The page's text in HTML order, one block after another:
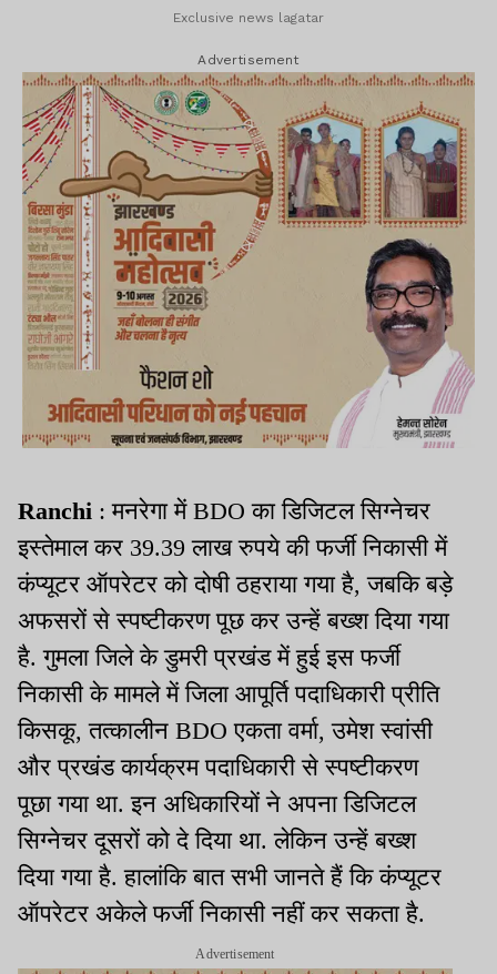
Exclusive news lagatar
Advertisement
Ranchi : मनरेगा में BDO का डिजिटल सिग्नेचर
इस्तेमाल कर 39.39 लाख रुपये की फर्जी निकासी में
कंप्यूटर ऑपरेटर को दोषी ठहराया गया है, जबकि बड़े
अफसरों से स्पष्टीकरण पूछ कर उन्हें बख्श दिया गया
है. गुमला जिले के डुमरी प्रखंड में हुई इस फर्जी
निकासी के मामले में जिला आपूर्ति पदाधिकारी प्रीति
किसकू, तत्कालीन BDO एकता वर्मा, उमेश स्वांसी
और प्रखंड कार्यक्रम पदाधिकारी से स्पष्टीकरण
पूछा गया था. इन अधिकारियों ने अपना डिजिटल
सिग्नेचर दूसरों को दे दिया था. लेकिन उन्हें बख्श
दिया गया है. हालांकि बात सभी जानते हैं कि कंप्यूटर
ऑपरेटर अकेले फर्जी निकासी नहीं कर सकता है.
Advertisement